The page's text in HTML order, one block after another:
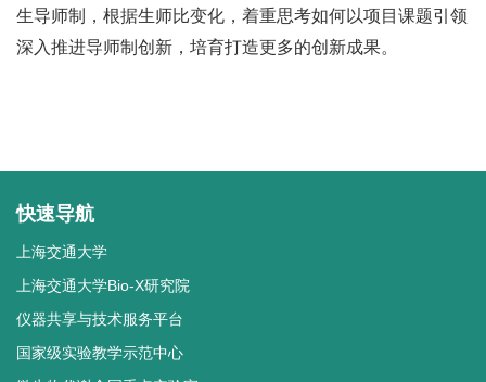
生导师制，根据生师比变化，着重思考如何以项目课题引领
深入推进导师制创新，培育打造更多的创新成果。
快速导航
上海交通大学
上海交通大学Bio-X研究院
仪器共享与技术服务平台
国家级实验教学示范中心